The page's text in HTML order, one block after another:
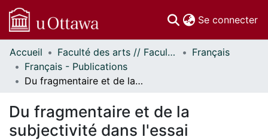
Se connecter
Communautés
et collections
Parcourir
À propos
Accueil Faculté des arts // Faculty of Arts
Français
Français - Publications
Du fragmentaire et de la subjectivité dans l'essai
Du fragmentaire et de la
subjectivité dans l'essai